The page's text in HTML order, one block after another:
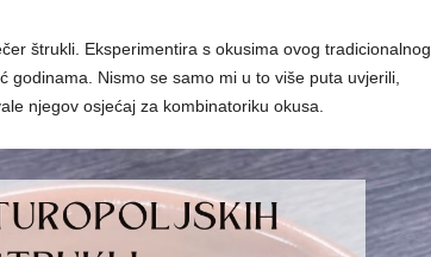
štrukli. Eksperimentira s okusima ovog tradicionalnog
godinama. Nismo se samo mi u to više puta uvjerili,
njegov osjećaj za kombinatoriku okusa.